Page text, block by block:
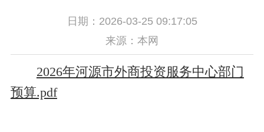
日期：2026-03-25 09:17:05
来源：本网
2026年河源市外商投资服务中心部门
预算.pdf